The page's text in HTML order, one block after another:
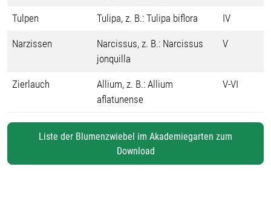
Tulpen Tulipa, z. B.: Tulipa biflora IV
Narzissen
Narcissus, z. B.: Narcissus
jonquilla
V
Zierlauch
Allium, z. B.: Allium
aflatunense
V-VI
Liste der Blumenzwiebel im Akademiegarten zum
Download